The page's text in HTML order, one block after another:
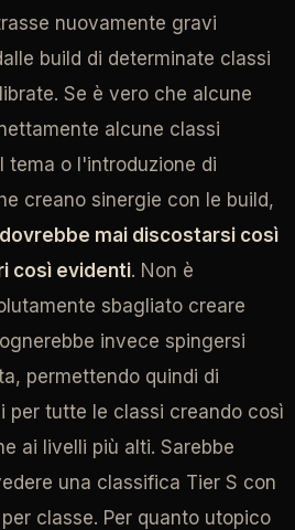
nuovamente gravi
build di determinate classi
Se è vero che alcune
alcune classi
tema o l'introduzione di
creano sinergie con le build,
mai discostarsi così
così evidenti. Non è
sbagliato creare
invece spingersi
permettendo quindi di
per tutte le classi creando così
ai livelli più alti. Sarebbe
una classifica Tier S con
classe. Per quanto utopico